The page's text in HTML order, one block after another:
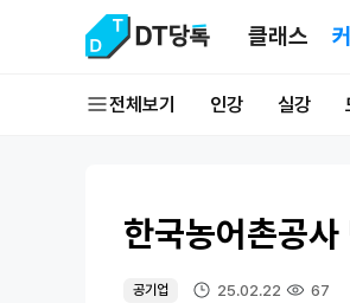
클래스
전체보기 인강 실강
한국농어촌공
공기업 25.02.22 67